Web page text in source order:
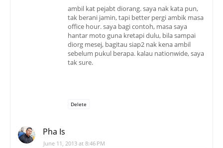
ambil kat pejabt diorang. saya nak kata pun,
tak berani jamin, tapi better pergi ambik masa
office hour. saya bagi contoh, masa saya
hantar moto guna kretapi dulu, bila sampai
diorg mesej, bagitau siap2 nak kena ambil
sebelum pukul berapa. kalau nationwide, saya
tak sure.
Delete
Pha Is
June 11, 2013 at 8:46 PM